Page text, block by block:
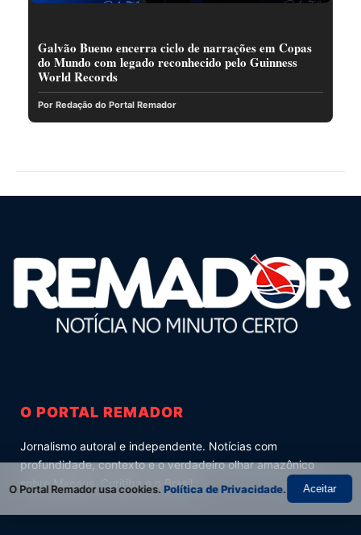
Galvão Bueno encerra ciclo de narrações em Copas
do Mundo com legado reconhecido pelo Guinness
World Records
Por Redação do Portal Remador
O PORTAL REMADOR
Jornalismo autoral e independente. Notícias com
profundidade, contexto e o verdadeiro olhar amazônico
sobre Manaus, Curitiba e o Brasil.
O Portal Remador usa cookies.Política de Privacidade. Aceitar